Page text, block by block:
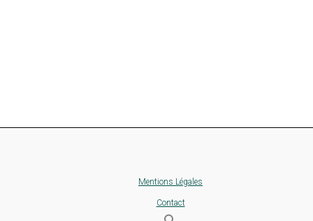
Mentions Légales
Contact